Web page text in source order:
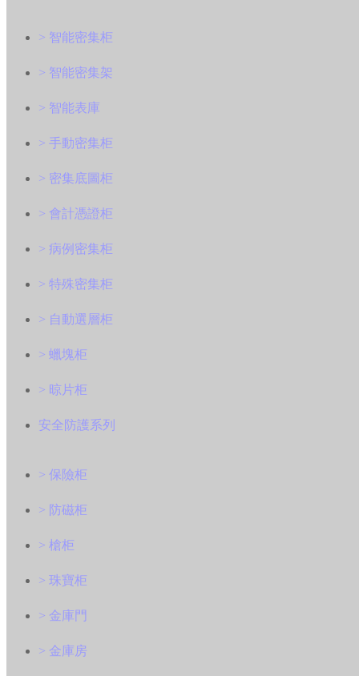
> 智能密集柜
> 智能密集架
> 智能表庫
> 手動密集柜
> 密集底圖柜
> 會計憑證柜
> 病例密集柜
> 特殊密集柜
> 自動選層柜
> 蠟塊柜
> 晾片柜
安全防護系列
> 保險柜
> 防磁柜
> 槍柜
> 珠寶柜
> 金庫門
> 金庫房